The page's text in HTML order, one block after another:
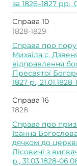
за 1826–1827 рр.,
Справа 10
1828-1829
Справа про
Михаїла с.
відправлення
Пресвятої
1827 р.,
Справа 16
1828
Справа про
Іоанна
дячком до
Лісовичі з
р., 31.03.1828-